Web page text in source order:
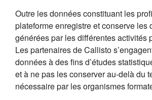
Outre les données constituant les
plateforme enregistre et conserve les
générées par les différentes activités
Les partenaires de Callisto
données à des fins d’études
et à ne pas les conserver au-delà du
nécessaire par les organismes